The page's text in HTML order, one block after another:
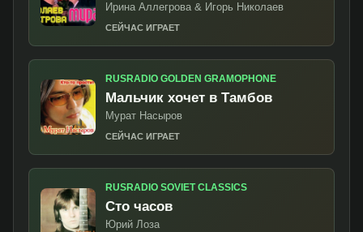
Ирина Аллегрова & Игорь Николаев
СЕЙЧАС ИГРАЕТ
RUSRADIO GOLDEN GRAMOPHONE
Мальчик хочет в Тамбов
Мурат Насыров
СЕЙЧАС ИГРАЕТ
RUSRADIO SOVIET CLASSICS
Сто часов
Юрий Лоза